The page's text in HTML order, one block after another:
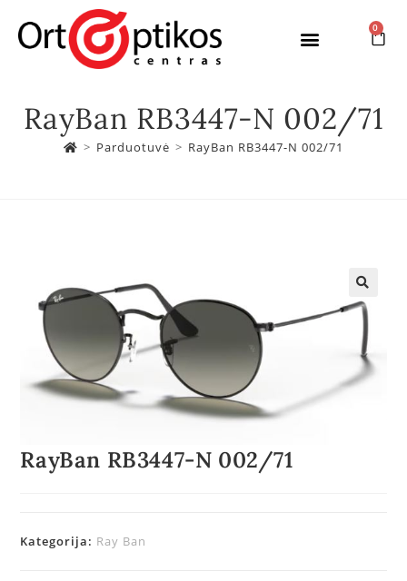
0
RayBan RB3447-N 002/71
> Parduotuvė > RayBan RB3447-N 002/71
RayBan RB3447-N 002/71
Kategorija: Ray Ban